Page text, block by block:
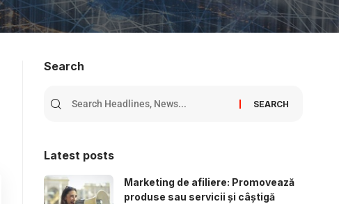
Search
Latest posts
Marketing de afiliere: Promovează
produse sau servicii și câștigă